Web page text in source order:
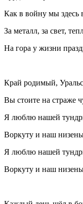
Как в войну мы здесь
За металл, за свет,
На гора у жизни
Край родимый,
Вы стоите на страже
Я люблю нашей
Воркуту и наш
Я люблю нашей
Воркуту и наш